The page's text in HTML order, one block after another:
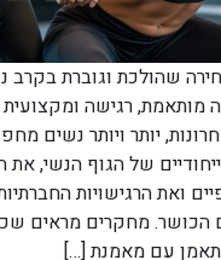
שהולכת וגוברת בקרב
מותאמת, רגישה
יותר ויותר נשים
של הגוף הנשי, את
ואת הרגישויות
עם מאמנת […]